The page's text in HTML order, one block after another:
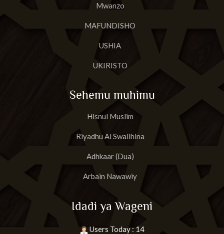
Mwanzo
MAFUNDISHO
USHIA
UKIRISTO
Sehemu muhimu
Hisnul Muslim
Riyadhu Al Swalihina
Adhkaar (Dua)
Arbain Nawawiy
Idadi ya Wageni
Users Today : 14